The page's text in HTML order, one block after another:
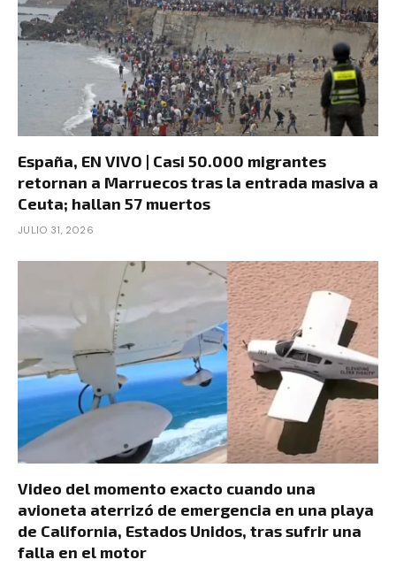
España, EN VIVO | Casi 50.000 migrantes
retornan a Marruecos tras la entrada masiva a
Ceuta; hallan 57 muertos
JULIO 31, 2026
Video del momento exacto cuando una
avioneta aterrizó de emergencia en una playa
de California, Estados Unidos, tras sufrir una
falla en el motor